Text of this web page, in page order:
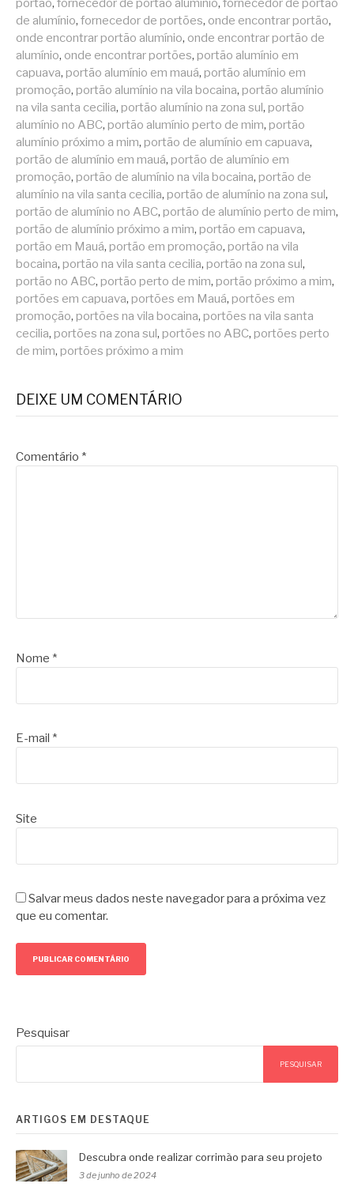
portão, fornecedor de portão alumínio, fornecedor de portão
de alumínio, fornecedor de portões, onde encontrar portão,
onde encontrar portão alumínio, onde encontrar portão de
alumínio, onde encontrar portões, portão alumínio em
capuava, portão alumínio em mauá, portão alumínio em
promoção, portão alumínio na vila bocaina, portão alumínio
na vila santa cecilia, portão alumínio na zona sul, portão
alumínio no ABC, portão alumínio perto de mim, portão
alumínio próximo a mim, portão de alumínio em capuava,
portão de alumínio em mauá, portão de alumínio em
promoção, portão de alumínio na vila bocaina, portão de
alumínio na vila santa cecilia, portão de alumínio na zona sul,
portão de alumínio no ABC, portão de alumínio perto de mim,
portão de alumínio próximo a mim, portão em capuava,
portão em Mauá, portão em promoção, portão na vila
bocaina, portão na vila santa cecilia, portão na zona sul,
portão no ABC, portão perto de mim, portão próximo a mim,
portões em capuava, portões em Mauá, portões em
promoção, portões na vila bocaina, portões na vila santa
cecilia, portões na zona sul, portões no ABC, portões perto
de mim, portões próximo a mim
DEIXE UM COMENTÁRIO
Comentário *
Nome *
E-mail *
Site
Salvar meus dados neste navegador para a próxima vez
que eu comentar.
Pesquisar
PESQUISAR
ARTIGOS EM DESTAQUE
Descubra onde realizar corrimão para seu projeto
3 de junho de 2024